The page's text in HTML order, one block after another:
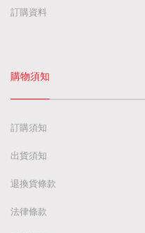
訂購資料
購物須知
訂購須知
出貨須知
退換貨條款
法律條款